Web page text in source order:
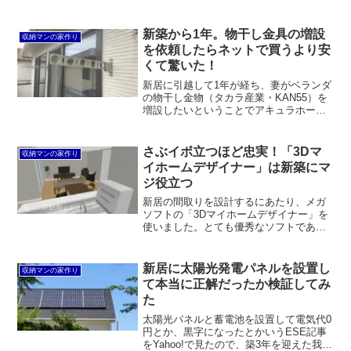
できていると感心しました。
収納マンの家作り
新築から1年。物干し金具の増設
を依頼したらネットで買うより安
くて驚いた！
新居に引越して1年が経ち、妻がベランダ
の物干し金物（タカラ産業・KAN55）を
増設したいということでアキュラホーム
も、取付工賃込み。ハウスメーカーでこ
んなにサービスが良いところはまずない
でしょう。
収納マンの家作り
さぶイボ立つほど忠実！「3Dマ
イホームデザイナー」は新築にマ
ジ役立つ
新居の間取りを設計するにあたり、メガ
ソフトの「3Dマイホームデザイナー」を
使いました。とても優秀なソフトである
の素晴らしさに感動しました。
収納マンの家作り
新居に太陽光発電パネルを設置し
て本当に正解だったか検証してみ
た
太陽光パネルと蓄電池を設置して電気代0
円とか、黒字になったとかいうESE記事
をYahoo!で見たので、築3年を迎えた我が